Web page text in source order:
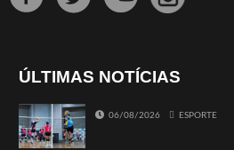
ÚLTIMAS NOTÍCIAS
06/08/2026 ESPORTE